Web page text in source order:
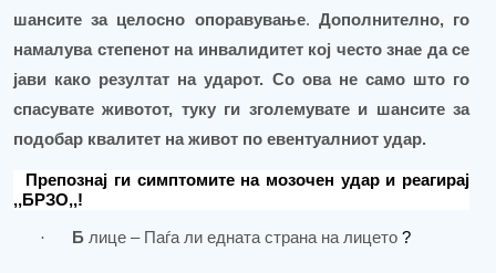
шансите за целосно опоравување. Дополнително, го
намалува степенот на инвалидитет кој често знае да се
јави како резултат на ударот. Со ова не само што го
спасувате животот, туку ги зголемувате и шансите за
подобар квалитет на живот по евентуалниот удар.
Препознај ги симптомите на мозочен удар и реагирај
,,БРЗО,,!
· Б лице – Паѓа ли едната страна на лицето ?